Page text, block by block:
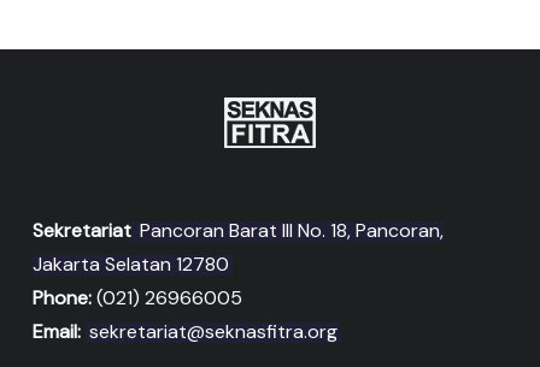
Sekretariat Pancoran Barat III No. 18, Pancoran,
Jakarta Selatan 12780
Phone:(021) 26966005
Email: sekretariat@seknasfitra.org